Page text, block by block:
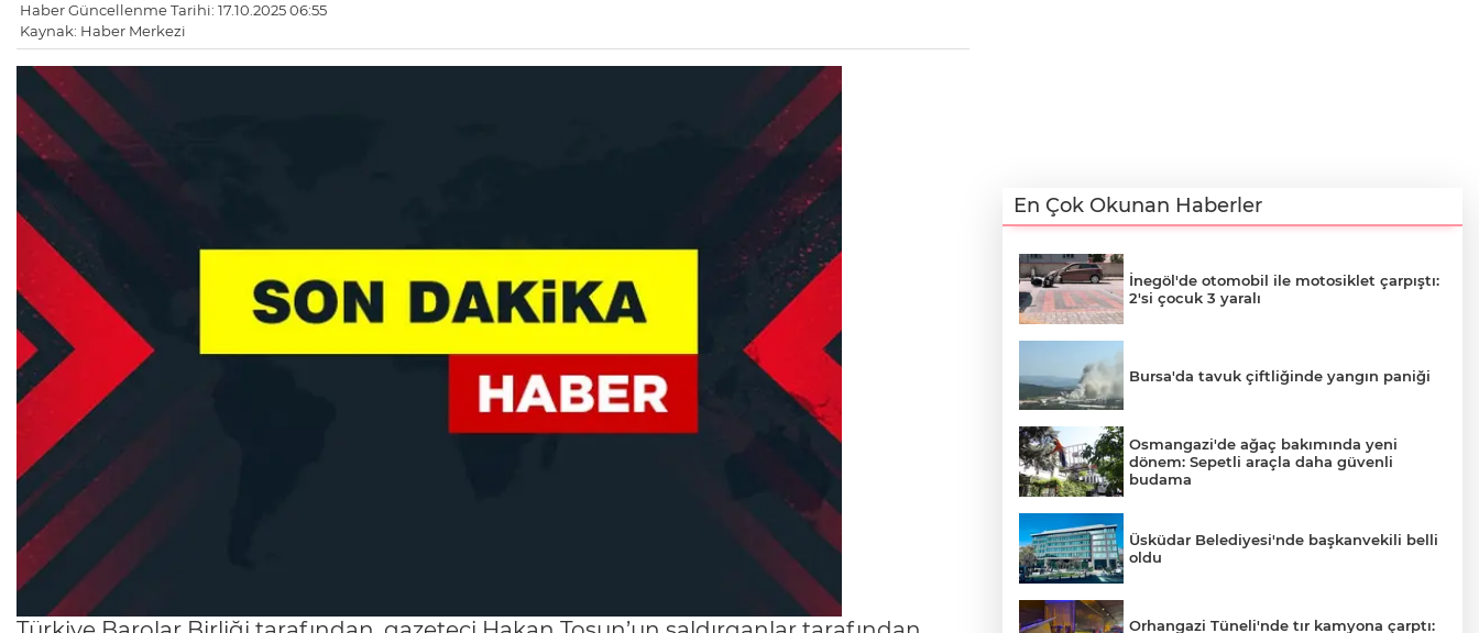
Haber Güncellenme Tarihi: 17.10.2025 06:55
Kaynak: Haber Merkezi
En Çok Okunan Haberler
İnegöl'de otomobil ile motosiklet çarpıştı:
2'si çocuk 3 yaralı
Bursa'da tavuk çiftliğinde yangın paniği
Osmangazi'de ağaç bakımında yeni
dönem: Sepetli araçla daha güvenli
budama
Üsküdar Belediyesi'nde başkanvekili belli
oldu
Orhangazi Tüneli'nde tır kamyona çarptı: